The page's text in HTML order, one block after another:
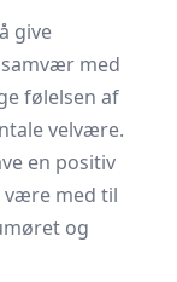
give
med
følelsen af
velvære.
en positiv
være med til
og